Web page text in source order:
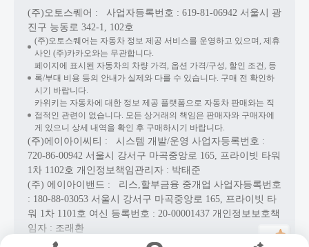
(주)오토스퀘어 : 사업자등록번호 : 619-81-06942 서울시 광
진구 능동로 342-1, 102호
(주)오토스퀘어는 자동차 정보 제공 서비스를 운영하고 있으며, 제휴
사인 (주)카카오와는 무관합니다.
페이지에 표시된 자동차의 차량 가격, 옵션 가격/구성, 할인 조건, 등
록/부대 비용 등의 안내가 실제와 다를 수 있습니다. 구매 전 확인하
시기 바랍니다.
카위키는 자동차에 대한 정보 제공 플랫폼으로 자동차 판매와는 직
접적인 관련이 없습니다. 모든 상거래의 책임은 판매자와 구매자에
게 있으니 상세 내역을 확인 후 구매하시기 바랍니다.
(주)에이아이씨티 : 시스템 개발/운영 사업자등록번호 :
720-86-00942 서울시 강서구 마곡중앙로 165, 프라이빗 타워
1차 1102호 개인정보책임관리자 : 박태준
(주) 에이아이밴드 : 리스,할부금융 중개업 사업자등록번호
: 180-88-03053 서울시 강서구 마곡중앙로 165, 프라이빗 타
워 1차 1101호 여신 등록번호 : 20-00001437 개인정보보호책
임자 : 조래환
Copyright© AICT Co., Ltd. All Rights Reserved.